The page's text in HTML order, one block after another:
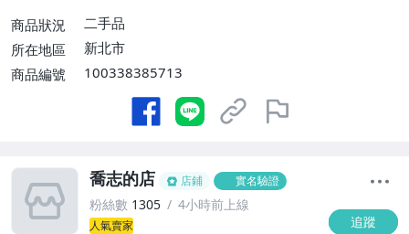
商品狀況
二手品
所在地區
新北市
商品編號
100338385713
喬志的店 店鋪 實名驗證
粉絲數 1305 4小時前上線
人氣賣家 追蹤